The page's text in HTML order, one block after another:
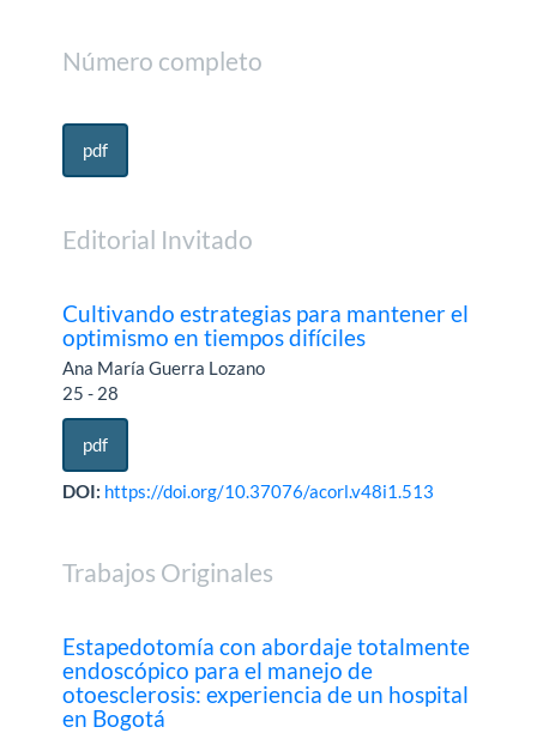
Número completo
pdf
Editorial Invitado
Cultivando estrategias para mantener el
optimismo en tiempos difíciles
Ana María Guerra Lozano
25 - 28
pdf
DOI: https://doi.org/10.37076/acorl.v48i1.513
Trabajos Originales
Estapedotomía con abordaje totalmente
endoscópico para el manejo de
otoesclerosis: experiencia de un hospital
en Bogotá